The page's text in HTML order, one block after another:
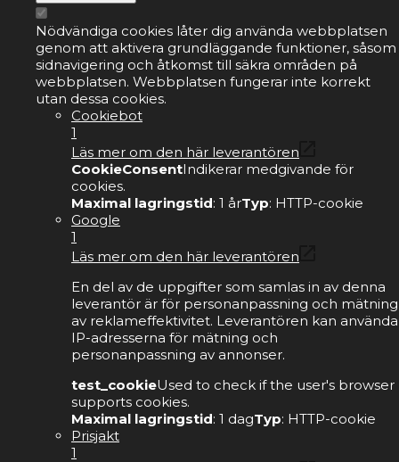
Nödvändiga cookies låter dig använda webbplatsen
genom att aktivera grundläggande funktioner, såsom
sidnavigering och åtkomst till säkra områden på
webbplatsen. Webbplatsen fungerar inte korrekt
utan dessa cookies.
Cookiebot
1
Läs mer om den här leverantören
CookieConsentIndikerar medgivande för
cookies.
Maximal lagringstid: 1 årTyp: HTTP-cookie
Google
1
Läs mer om den här leverantören
En del av de uppgifter som samlas in av denna
leverantör är för personanpassning och mätning
av reklameffektivitet. Leverantören kan använda
IP-adresserna för mätning och
personanpassning av annonser.
test_cookieUsed to check if the user's browser
supports cookies.
Maximal lagringstid: 1 dagTyp: HTTP-cookie
Prisjakt
1